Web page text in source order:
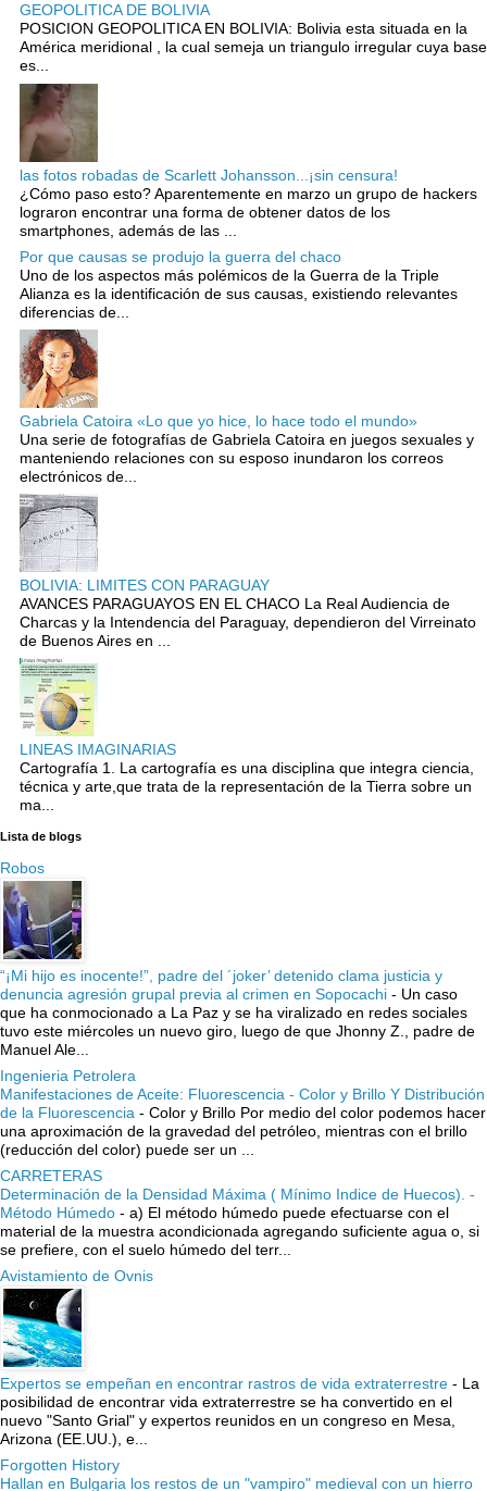
GEOPOLITICA DE BOLIVIA
POSICION GEOPOLITICA EN BOLIVIA: Bolivia esta situada en la
América meridional , la cual semeja un triangulo irregular cuya base
es...
las fotos robadas de Scarlett Johansson...¡sin censura!
¿Cómo paso esto? Aparentemente en marzo un grupo de hackers
lograron encontrar una forma de obtener datos de los
smartphones, además de las ...
Por que causas se produjo la guerra del chaco
Uno de los aspectos más polémicos de la Guerra de la Triple
Alianza es la identificación de sus causas, existiendo relevantes
diferencias de...
Gabriela Catoira «Lo que yo hice, lo hace todo el mundo»
Una serie de fotografías de Gabriela Catoira en juegos sexuales y
manteniendo relaciones con su esposo inundaron los correos
electrónicos de...
BOLIVIA: LIMITES CON PARAGUAY
AVANCES PARAGUAYOS EN EL CHACO La Real Audiencia de
Charcas y la Intendencia del Paraguay, dependieron del Virreinato
de Buenos Aires en ...
LINEAS IMAGINARIAS
Cartografía 1. La cartografía es una disciplina que integra ciencia,
técnica y arte,que trata de la representación de la Tierra sobre un
ma...
Lista de blogs
Robos
“¡Mi hijo es inocente!”, padre del ´joker’ detenido clama justicia y
denuncia agresión grupal previa al crimen en Sopocachi - Un caso
que ha conmocionado a La Paz y se ha viralizado en redes sociales
tuvo este miércoles un nuevo giro, luego de que Jhonny Z., padre de
Manuel Ale...
Ingenieria Petrolera
Manifestaciones de Aceite: Fluorescencia - Color y Brillo Y Distribución
de la Fluorescencia - Color y Brillo Por medio del color podemos hacer
una aproximación de la gravedad del petróleo, mientras con el brillo
(reducción del color) puede ser un ...
CARRETERAS
Determinación de la Densidad Máxima ( Mínimo Indice de Huecos). -
Método Húmedo - a) El método húmedo puede efectuarse con el
material de la muestra acondicionada agregando suficiente agua o, si
se prefiere, con el suelo húmedo del terr...
Avistamiento de Ovnis
Expertos se empeñan en encontrar rastros de vida extraterrestre - La
posibilidad de encontrar vida extraterrestre se ha convertido en el
nuevo "Santo Grial" y expertos reunidos en un congreso en Mesa,
Arizona (EE.UU.), e...
Forgotten History
Hallan en Bulgaria los restos de un "vampiro" medieval con un hierro